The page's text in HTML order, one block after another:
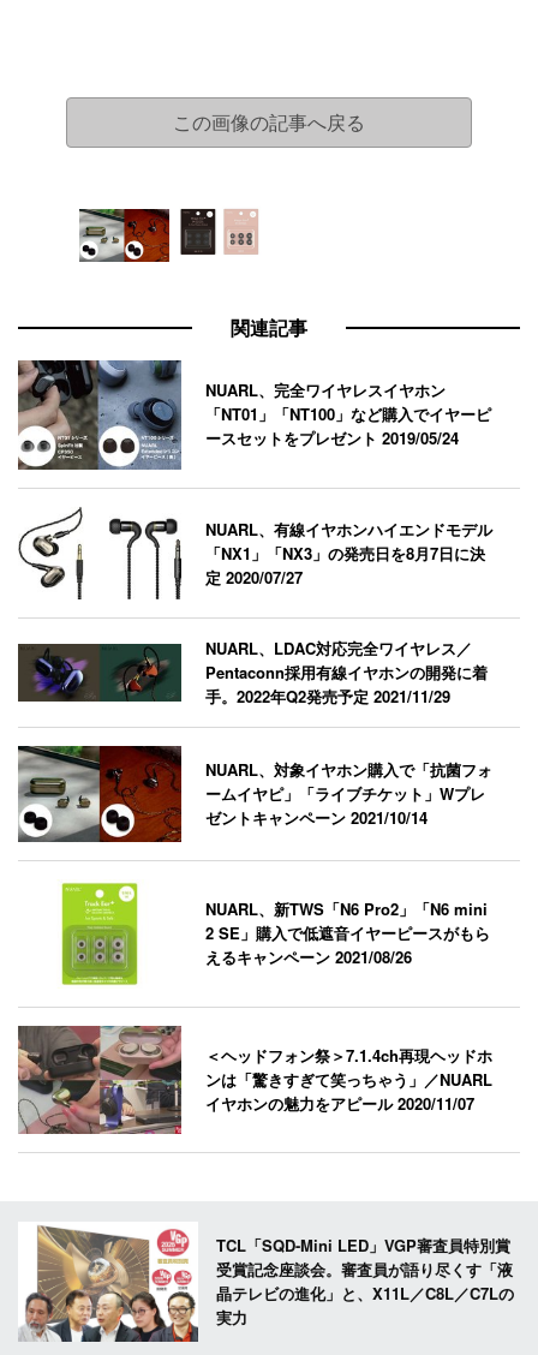
この画像の記事へ戻る
関連記事
NUARL、完全ワイヤレスイヤホン
「NT01」「NT100」など購入でイヤーピ
ースセットをプレゼント2019/05/24
NUARL、有線イヤホンハイエンドモデル
「NX1」「NX3」の発売日を8月7日に決
定2020/07/27
NUARL、LDAC対応完全ワイヤレス／
Pentaconn採用有線イヤホンの開発に着
手。2022年Q2発売予定2021/11/29
NUARL、対象イヤホン購入で「抗菌フォ
ームイヤピ」「ライブチケット」Wプレ
ゼントキャンペーン2021/10/14
NUARL、新TWS「N6 Pro2」「N6 mini
2 SE」購入で低遮音イヤーピースがもら
えるキャンペーン2021/08/26
＜ヘッドフォン祭＞7.1.4ch再現ヘッドホ
ンは「驚きすぎて笑っちゃう」／NUARL
イヤホンの魅力をアピール2020/11/07
TCL「SQD-Mini LED」VGP審査員特別賞
受賞記念座談会。審査員が語り尽くす「液
晶テレビの進化」と、X11L／C8L／C7Lの
実力